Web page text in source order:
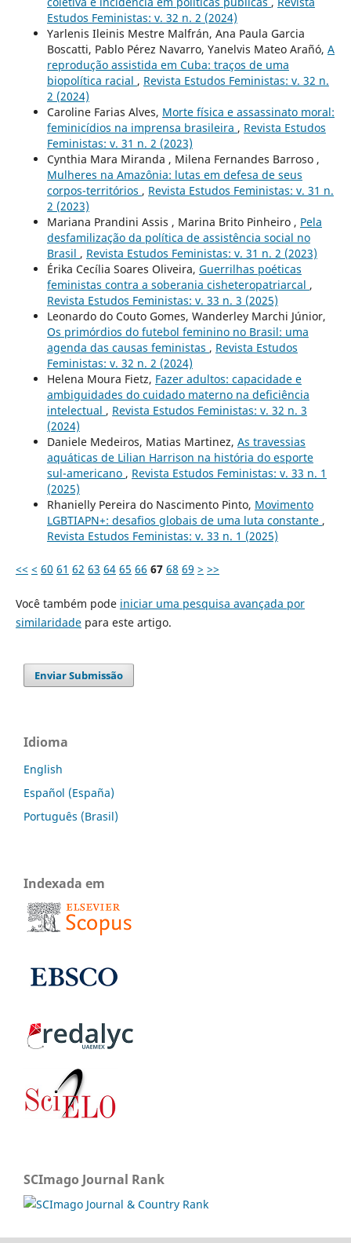
Estudos Feministas: v. 32 n. 2 (2024)
Yarlenis Ileinis Mestre Malfrán, Ana Paula Garcia
Boscatti, Pablo Pérez Navarro, Yanelvis Mateo Arañó, A
reprodução assistida em Cuba: traços de uma
biopolítica racial , Revista Estudos Feministas: v. 32 n.
2 (2024)
Caroline Farias Alves, Morte física e assassinato moral:
feminicídios na imprensa brasileira , Revista Estudos
Feministas: v. 31 n. 2 (2023)
Cynthia Mara Miranda , Milena Fernandes Barroso ,
Mulheres na Amazônia: lutas em defesa de seus
corpos-territórios , Revista Estudos Feministas: v. 31 n.
2 (2023)
Mariana Prandini Assis , Marina Brito Pinheiro , Pela
desfamilização da política de assistência social no
Brasil , Revista Estudos Feministas: v. 31 n. 2 (2023)
Érika Cecília Soares Oliveira, Guerrilhas poéticas
feministas contra a soberania cisheteropatriarcal ,
Revista Estudos Feministas: v. 33 n. 3 (2025)
Leonardo do Couto Gomes, Wanderley Marchi Júnior,
Os primórdios do futebol feminino no Brasil: uma
agenda das causas feministas , Revista Estudos
Feministas: v. 32 n. 2 (2024)
Helena Moura Fietz, Fazer adultos: capacidade e
ambiguidades do cuidado materno na deficiência
intelectual , Revista Estudos Feministas: v. 32 n. 3
(2024)
Daniele Medeiros, Matias Martinez, As travessias
aquáticas de Lilian Harrison na história do esporte
sul-americano , Revista Estudos Feministas: v. 33 n. 1
(2025)
Rhanielly Pereira do Nascimento Pinto, Movimento
LGBTIAPN+: desafios globais de uma luta constante ,
Revista Estudos Feministas: v. 33 n. 1 (2025)
<< < 60 61 62 63 64 65 66 67 68 69 > >>
Você também pode iniciar uma pesquisa avançada por
similaridadepara este artigo.
Enviar Submissão
Idioma
English
Español (España)
Português (Brasil)
Indexada em
SCImago Journal Rank